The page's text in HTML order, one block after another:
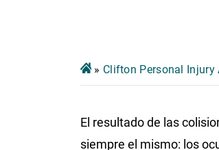
» Clifton Personal Injury
El resultado de las
siempre el mismo: los